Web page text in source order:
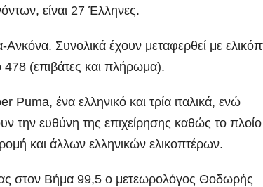
είναι 27 Έλληνες.
Συνολικά έχουν μεταφερθεί με
(επιβάτες και πλήρωμα).
Puma, ένα ελληνικό και τρία ιταλικά, ενώ
την ευθύνη της επιχείρησης καθώς το πλοίο
και άλλων ελληνικών ελικοπτέρων.
στον Βήμα 99,5 ο μετεωρολόγος Θοδωρής